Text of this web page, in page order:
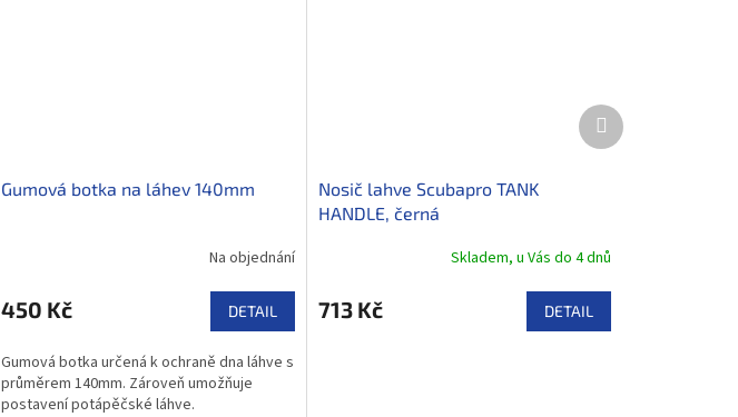
Gumová botka na láhev 140mm
Na objednání
450 Kč DETAIL
Gumová botka určená k ochraně dna láhve s
průměrem 140mm. Zároveň umožňuje
postavení potápěčské láhve.
Nosič lahve Scubapro TANK
HANDLE, černá
Skladem, u Vás do 4 dnů
713 Kč DETAIL
Další
produkt